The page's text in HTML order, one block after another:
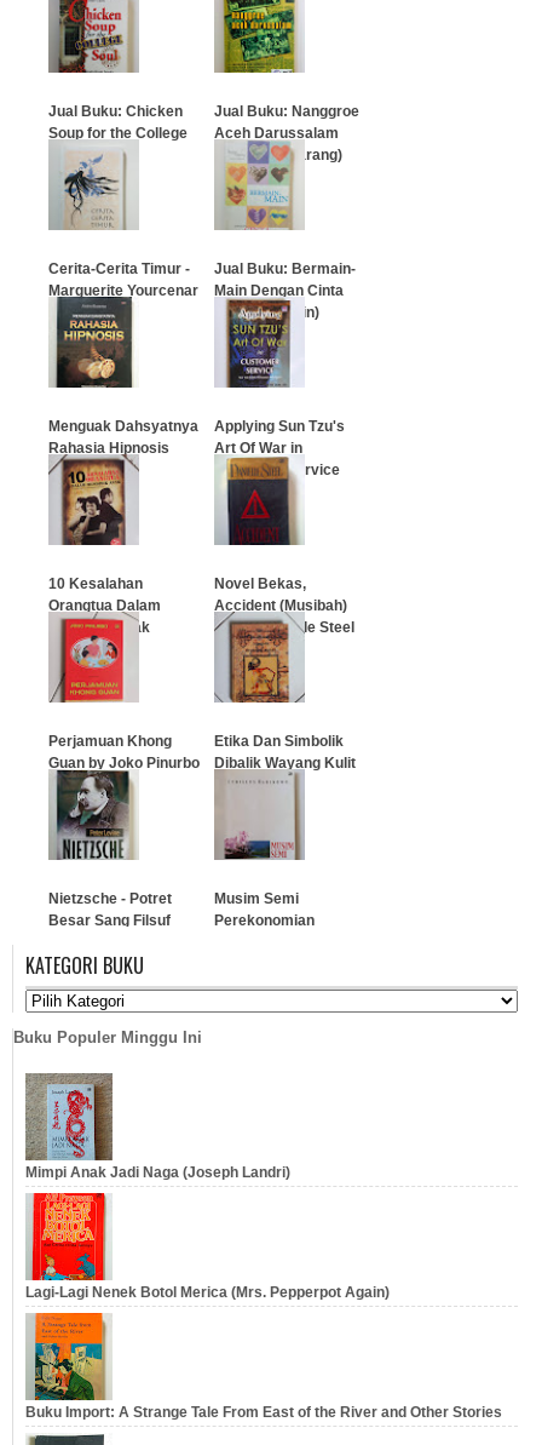
Persuaded
…
…
Jual Buku: Chicken
Soup for the College
Soul
Jual Buku: Nanggroe
Aceh Darussalam
(Dr. Phil J. Garang)
…
Cerita-Cerita Timur -
Marguerite Yourcenar
…
Jual Buku: Bermain-
Main Dengan Cinta
(Bagus Takwin)
Menguak Dahsyatnya
Rahasia Hipnosis
Applying Sun Tzu's
Art Of War in
Customer Service
…
10 Kesalahan
Orangtua Dalam
Mendidik Anak
…
Novel Bekas,
Accident (Musibah)
Karya Danielle Steel
Perjamuan Khong
Guan by Joko Pinurbo
…
Etika Dan Simbolik
Dibalik Wayang Kulit
Nietzsche - Potret
Besar Sang Filsuf
…
Musim Semi
Perekonomian
…
KATEGORI BUKU
Buku Populer Minggu Ini
Mimpi Anak Jadi Naga (Joseph Landri)
Lagi-Lagi Nenek Botol Merica (Mrs. Pepperpot Again)
Buku Import: A Strange Tale From East of the River and Other Stories